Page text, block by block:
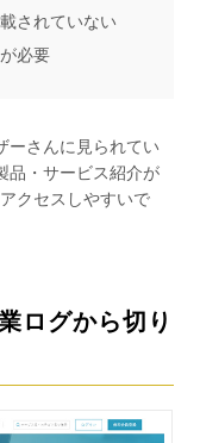
されていない
必要
ーさんに見られてい
品・サービス紹介が
クセスしやすいで
ログから切り